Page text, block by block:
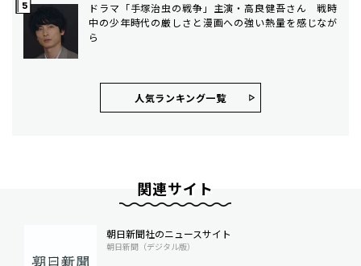
ドラマ「手塚治虫の戦争」主演・高良健吾さん 戦時
中の少年時代の厳しさと漫画への強い熱量を感じなが
ら
人気ランキング⼀覧
関連サイト
朝日新聞社のニュースサイト
朝日新聞（デジタル版）